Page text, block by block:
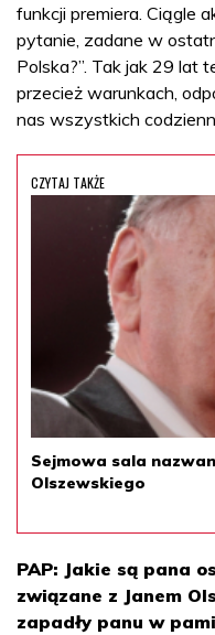
funkcji premiera. Ciągle
pytanie, zadane w
Polska?”. Tak jak 29 lat
przecież warunkach,
nas wszystkich
CZYTAJ TAKŻE
Sejmowa sala
Olszewskiego
PAP: Jakie są pana
związane z Janem
zapadły panu w